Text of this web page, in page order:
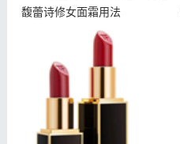
馥蕾诗修女面霜用法
悦木之源夜间畅饮面膜多少